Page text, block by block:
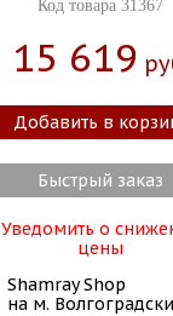
Код товара 31367
15 619
Добавить в
Быстрый заказ
Уведомить о
цены
Shamray Shop
на м.